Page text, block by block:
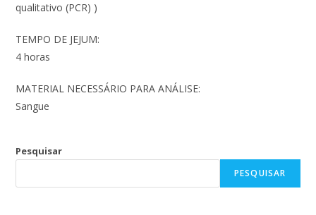
qualitativo (PCR) )
TEMPO DE JEJUM:
4 horas
MATERIAL NECESSÁRIO PARA ANÁLISE:
Sangue
Pesquisar
PESQUISAR